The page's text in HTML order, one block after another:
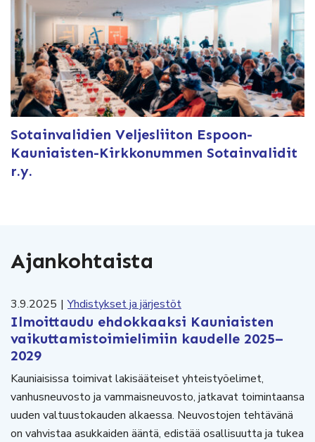
Sotainvalidien Veljesliiton Espoon-
Kauniaisten-Kirkkonummen Sotainvalidit
r.y.
Ajankohtaista
3.9.2025 | Yhdistykset ja järjestöt
Ilmoittaudu ehdokkaaksi Kauniaisten
vaikuttamistoimielimiin kaudelle 2025–
2029
Kauniaisissa toimivat lakisääteiset yhteistyöelimet,
vanhusneuvosto ja vammaisneuvosto, jatkavat toimintaansa
uuden valtuustokauden alkaessa. Neuvostojen tehtävänä
on vahvistaa asukkaiden ääntä, edistää osallisuutta ja tukea